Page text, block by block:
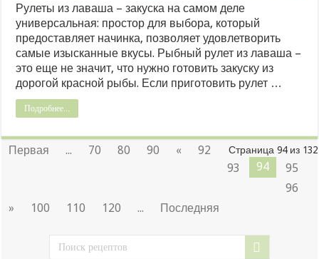
Рулеты из лаваша – закуска на самом деле
универсальная: простор для выбора, который
предоставляет начинка, позволяет удовлетворить
самые изысканные вкусы. Рыбный рулет из лаваша –
это еще не значит, что нужно готовить закуску из
дорогой красной рыбы. Если приготовить рулет …
Подробнее...
Страница 94 из 132
Первая ... 70 80 90 «
92
93
94
95
96
»
100 110 120 ... Последняя